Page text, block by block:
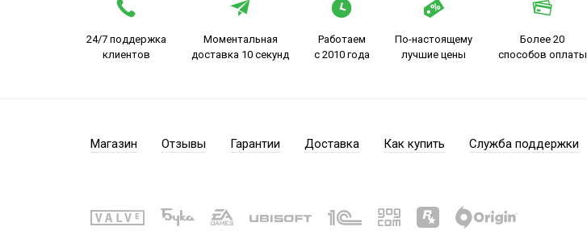
24/7 поддержка
клиентов
Моментальная
доставка 10 секунд
Работаем
с 2010 года
По-настоящему
лучшие цены
Более 20
способов оплаты
Магазин Отзывы Гарантии Доставка Как купить Служба поддержки